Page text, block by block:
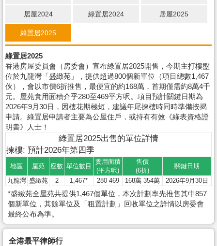
居屋2024 綠置居2024 居屋2025
綠置居2025
綠置居2025
香港房屋委員會（房委會）宣布綠置居2025開售，今期主打樓盤
位於九龍灣「盛緻苑」，提供超過800個新單位（項目總數1,467
伙），會以市價6折推售，最便宜的約168萬，首期僅需約8萬4千
元。屋苑實用面積介乎280至469平方呎。項目預計關鍵日期為
2026年9月30日，因樓花期極短，建議年尾揀樓時同時準備按揭
申請。綠置居申請者主要為公屋住戶，或持有有效《綠表資格證
明書》人士！
綠置居2025出售的單位詳情
揀樓: 預計2026年第四季
地區 屋苑 座數 單位數目
實用面積
(平方呎)
售價
(6折)
關鍵日期
九龍灣 盛緻苑 2 1,467* 280-469 168萬-354萬 2026年9月30日
*盛緻苑全屋苑共提供1,467個單位，本次計劃率先推售其中857
個新單位，其餘單位及「租置計劃」回收單位之詳情以房委會
最終公布為準。
全港最平律師行